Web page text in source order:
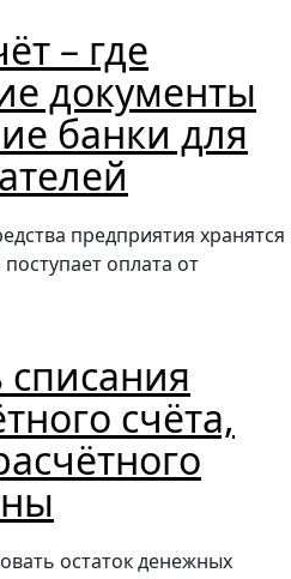
– где
документы
банки для
предприятия хранятся
оплата от
счёта,
остаток денежных